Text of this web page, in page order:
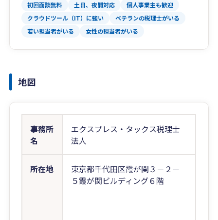
初回面談無料 土日、夜間対応
個人事業主も歓迎
クラウドツール（IT）に強い
ベテランの税理士がいる
若い担当者がいる
女性の担当者がいる
地図
事務所
名
エクスプレス・タックス税理士
法人
所在地
東京都千代田区霞が関３－２－
５霞が関ビルディング６階